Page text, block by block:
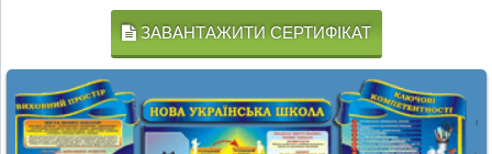
ЗАВАНТАЖИТИ СЕРТИФІКАТ